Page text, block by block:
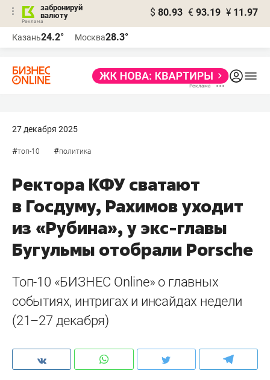
забронируй
валюту
$ 80.93 € 93.19 ¥ 11.97
Казань24.2° Москва28.3°
27 декабря 2025
#топ-10 #политика
Ректора КФУ сватают
в Госдуму, Рахимов уходит
из «Рубина», у экс-главы
Бугульмы отобрали Porsche
Топ-10 «БИЗНЕС Online» о главных
событиях, интригах и инсайдах недели
(21–27 декабря)